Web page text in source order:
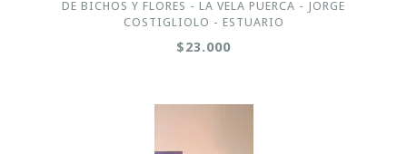
DE BICHOS Y FLORES - LA VELA PUERCA - JORGE
COSTIGLIOLO - ESTUARIO
$23.000